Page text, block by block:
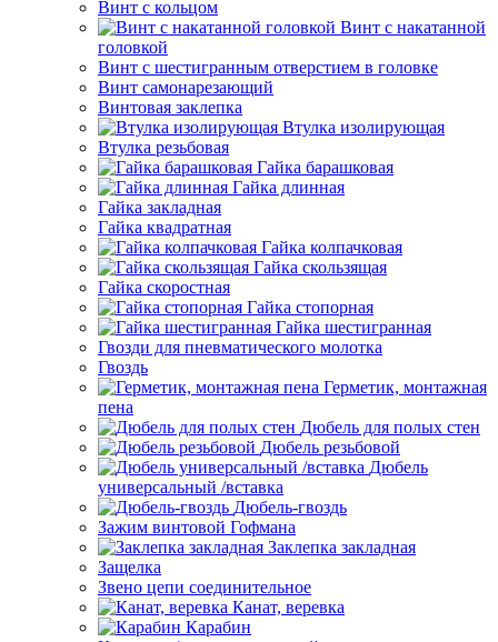
Винт с кольцом
Винт с накатанной
головкой
Винт с шестигранным отверстием в головке
Винт самонарезающий
Винтовая заклепка
Втулка изолирующая
Втулка резьбовая
Гайка барашковая
Гайка длинная
Гайка закладная
Гайка квадратная
Гайка колпачковая
Гайка скользящая
Гайка скоростная
Гайка стопорная
Гайка шестигранная
Гвозди для пневматического молотка
Гвоздь
Герметик, монтажная
пена
Дюбель для полых стен
Дюбель резьбовой
Дюбель
универсальный /вставка
Дюбель-гвоздь
Зажим винтовой Гофмана
Заклепка закладная
Защелка
Звено цепи соединительное
Канат, веревка
Карабин